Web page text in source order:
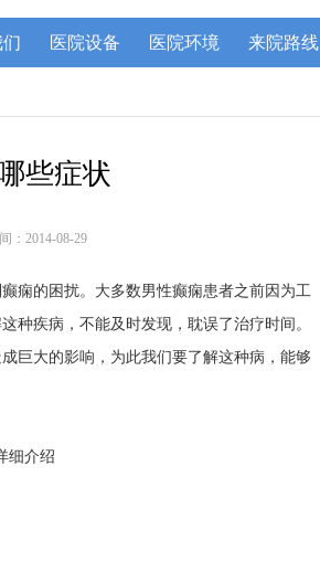
医院设备 医院环境 来院路线
些症状
：2014-08-29
痫的困扰。大多数男性癫痫患者之前因为工
种疾病，不能及时发现，耽误了治疗时间。
巨大的影响，为此我们要了解这种病，能够
细介绍